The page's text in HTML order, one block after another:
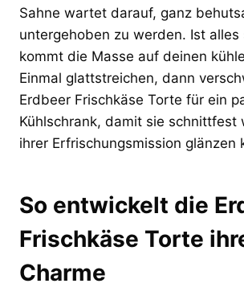
Sahne wartet darauf, ganz
untergehoben zu werden. Ist alles
kommt die Masse auf deinen
Einmal glattstreichen, dann
Erdbeer Frischkäse Torte für ein
Kühlschrank, damit sie schnittfest
ihrer Erfrischungsmission glänzen
So entwickelt die
Frischkäse Torte
Charme